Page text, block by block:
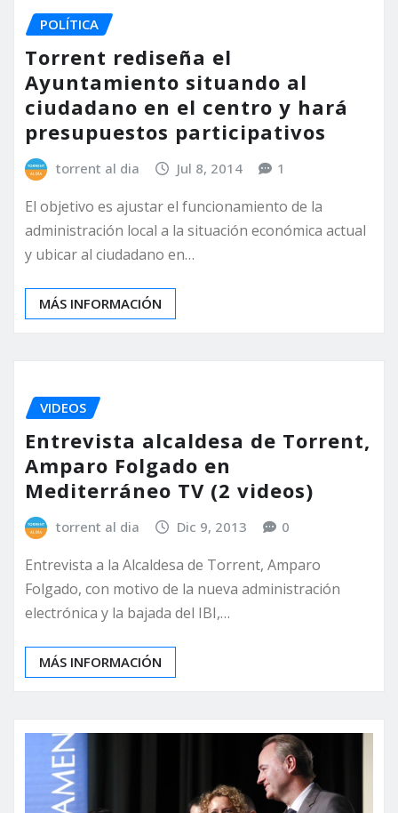
POLÍTICA
Torrent rediseña el
Ayuntamiento situando al
ciudadano en el centro y hará
presupuestos participativos
torrent al dia Jul 8, 2014 1
El objetivo es ajustar el funcionamiento de la
administración local a la situación económica actual
y ubicar al ciudadano en…
MÁS INFORMACIÓN
VIDEOS
Entrevista alcaldesa de Torrent,
Amparo Folgado en
Mediterráneo TV (2 videos)
torrent al dia Dic 9, 2013 0
Entrevista a la Alcaldesa de Torrent, Amparo
Folgado, con motivo de la nueva administración
electrónica y la bajada del IBI,…
MÁS INFORMACIÓN